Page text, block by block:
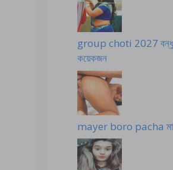
group choti 2027 বন্ধুর
কয়েকজন
mayer boro pacha মা